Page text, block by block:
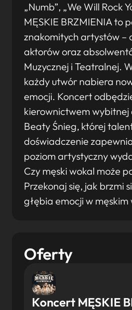
„Numb”, „We Will Rock
MĘSKIE BRZMIENIA to
znakomitych artystów –
aktorów oraz
Muzycznej i Teatralnej.
każdy utwór nabiera
emocji. Koncert
kierownictwem wybitnej
Beaty Śnieg, której
doświadczenie
poziom artystyczny
Czy męski wokal może
Przekonaj się, jak brzmi
głębia emocji w męskim
Oferty
Koncert MĘSKIE